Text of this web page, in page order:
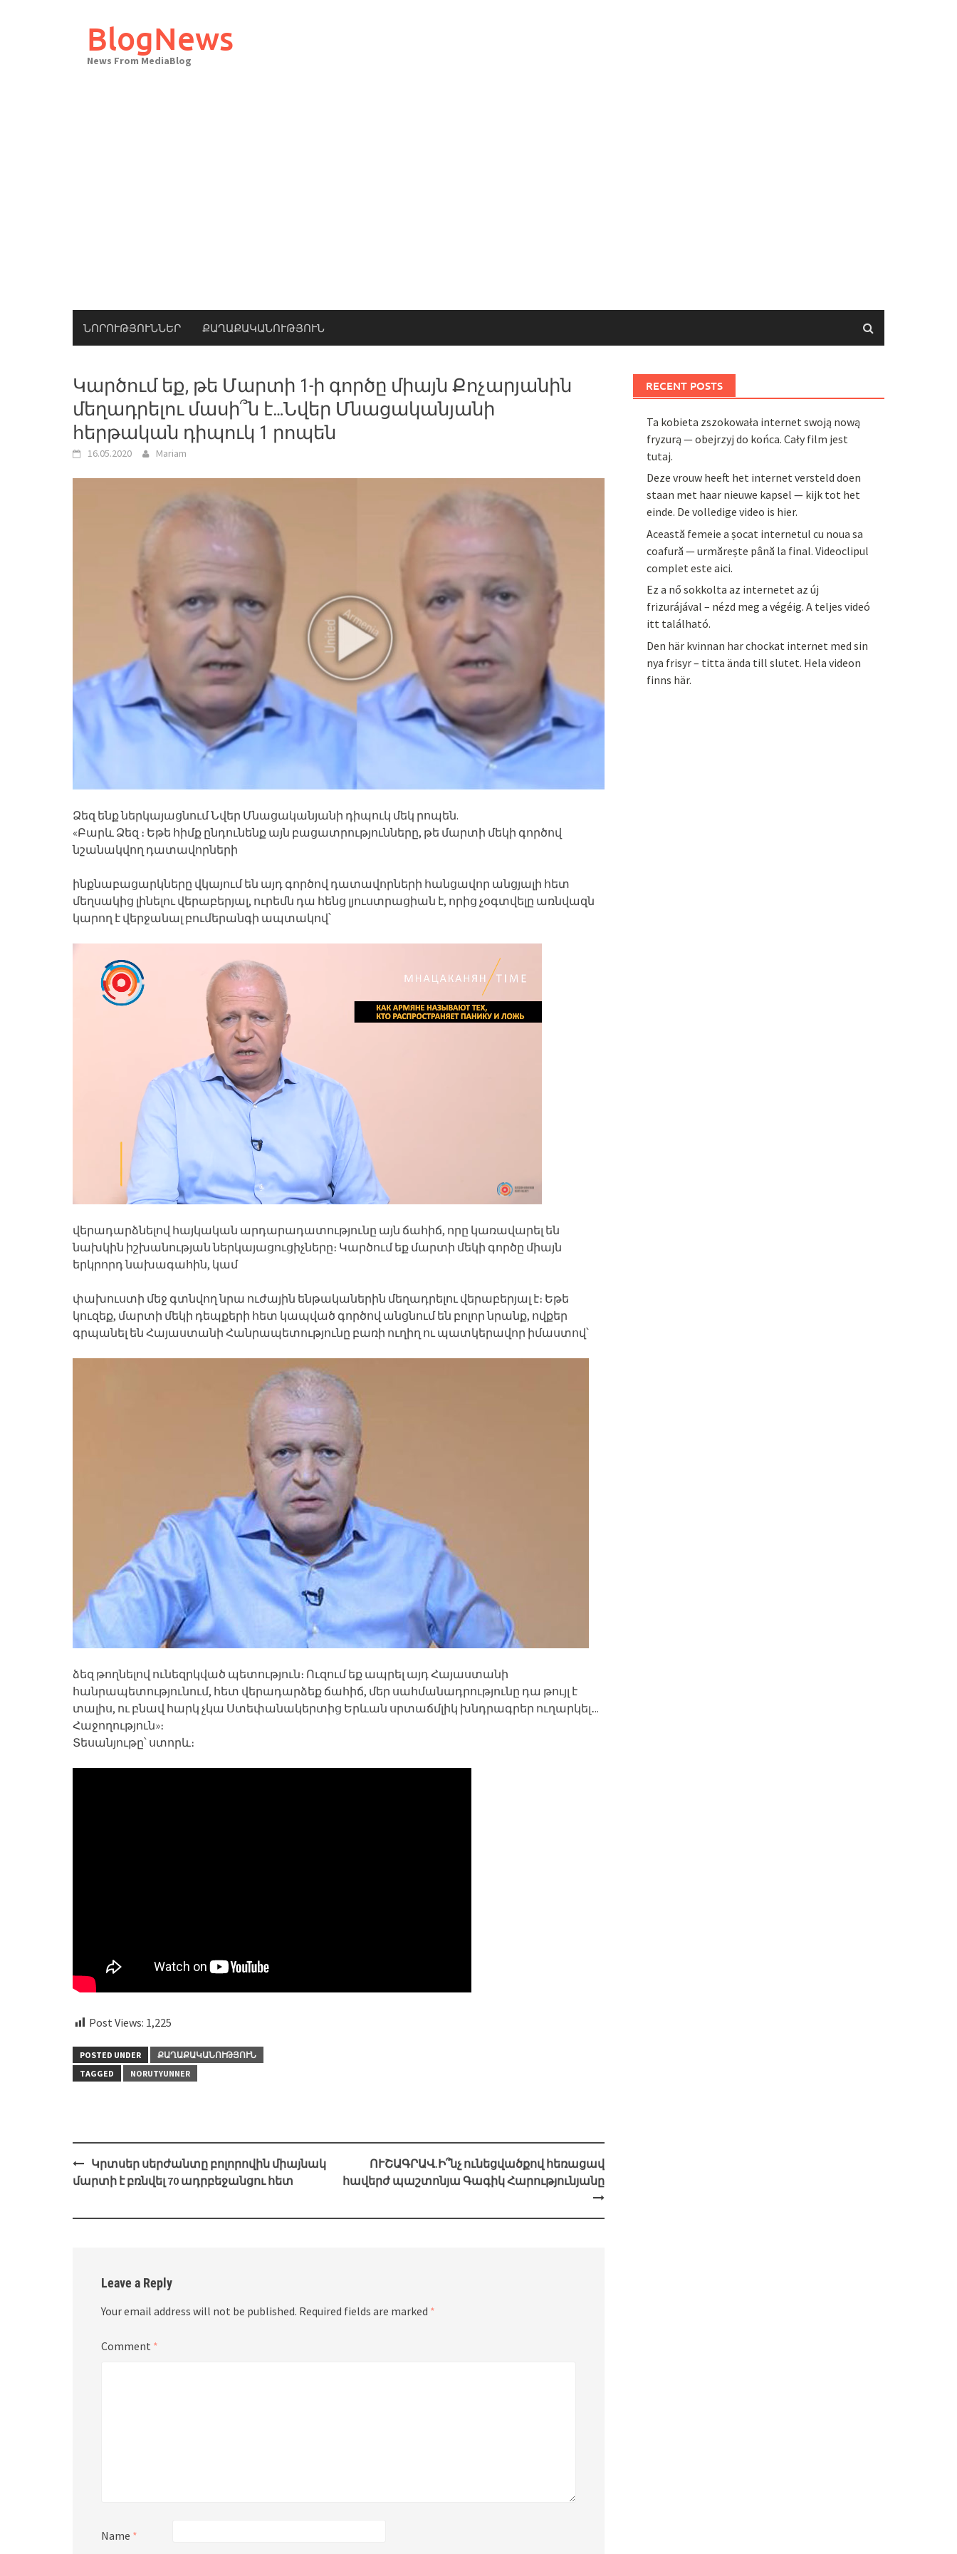
BlogNews
News From MediaBlog
ՆՈՐՈՒԹՅՈՒՆՆԵՐ ՔԱՂԱՔԱԿԱՆՈՒԹՅՈՒՆ
Կարծում եք, թե Մարտի 1-ի գործը միայն Քոչարյանին
մեղադրելու մասի՞ն է…Նվեր Մնացականյանի
հերթական դիպուկ 1 րոպեն
16.05.2020 Mariam
Ձեզ ենք ներկայացնում Նվեր Մնացականյանի դիպուկ մեկ րոպեն.
«Բարև Ձեզ ։ Եթե հիմք ընդունենք այն բացատրությունները, թե մարտի մեկի գործով
նշանակվող դատավորների
ինքնաբացարկները վկայում են այդ գործով դատավորների հանցավոր անցյալի հետ
մեղսակից լինելու վերաբերյալ, ուրեմն դա հենց լյուստրացիան է, որից չօգտվելը առնվազն
կարող է վերջանալ բումերանգի ապտակով՝
վերադարձնելով հայկական արդարադատությունը այն ճահիճ, որը կառավարել են
նախկին իշխանության ներկայացուցիչները։ Կարծում եք մարտի մեկի գործը միայն
երկրորդ նախագահին, կամ
փախուստի մեջ գտնվող նրա ուժային ենթականերին մեղադրելու վերաբերյալ է։ Եթե
կուզեք, մարտի մեկի դեպքերի հետ կապված գործով անցնում են բոլոր նրանք, ովքեր
գրպանել են Հայաստանի Հանրապետությունը բառի ուղիղ ու պատկերավոր իմաստով՝
ձեզ թողնելով ունեզրկված պետություն։ Ուզում եք ապրել այդ Հայաստանի
հանրապետությունում, հետ վերադարձեք ճահիճ, մեր սահմանադրությունը դա թույլ է
տալիս, ու բնավ հարկ չկա Ստեփանակերտից Երևան սրտաճմլիկ խնդրագրեր ուղարկել․..
Հաջողություն»։
Տեսանյութը՝ ստորև։
Post Views: 1,225
POSTED UNDER
ՔԱՂԱՔԱԿԱՆՈՒԹՅՈՒՆ
TAGGED
NORUTYUNNER
Post
navigation
Կրտսեր սերժանտը բոլորովին միայնակ
մարտի է բռնվել 70 ադրբեջանցու հետ
ՈՒՇԱԳՐԱՎ.Ի՞նչ ունեցվածքով հեռացավ
հավերժ պաշտոնյա Գագիկ Հարությունյանը
Leave a Reply
Your email address will not be published. Required fields are marked *
Comment *
Name *
RECENT POSTS
Ta kobieta zszokowała internet swoją nową
fryzurą — obejrzyj do końca. Cały film jest
tutaj.
Deze vrouw heeft het internet versteld doen
staan met haar nieuwe kapsel — kijk tot het
einde. De volledige video is hier.
Această femeie a șocat internetul cu noua sa
coafură — urmărește până la final. Videoclipul
complet este aici.
Ez a nő sokkolta az internetet az új
frizurájával – nézd meg a végéig. A teljes videó
itt található.
Den här kvinnan har chockat internet med sin
nya frisyr – titta ända till slutet. Hela videon
finns här.